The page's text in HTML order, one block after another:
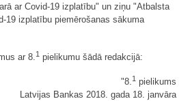
ar Covid-19 izplatību" un ziņu "Atbalsta
19 izplatību piemērošanas sākuma
ar 8. 1 pielikumu šādā redakcijā:
"8.1 pielikums
Latvijas Bankas 2018. gada 18. janvāra